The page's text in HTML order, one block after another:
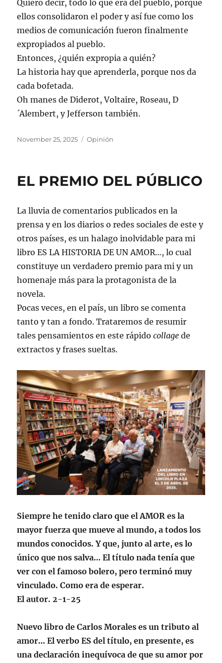
Quiero decir, todo lo que era del pueblo, porque
ellos consolidaron el poder y así fue como los
medios de comunicación fueron finalmente
expropiados al pueblo.
Entonces, ¿quién expropia a quién?
La historia hay que aprenderla, porque nos da
cada bofetada.
Oh manes de Diderot, Voltaire, Roseau, D
´Alembert, y Jefferson también.
Posted
November 25, 2025 Categories
Opinión
EL PREMIO DEL PÚBLICO
La lluvia de comentarios publicados en la
prensa y en los diarios o redes sociales de este y
otros países, es un halago inolvidable para mi
libro ES LA HISTORIA DE UN AMOR…, lo cual
constituye un verdadero premio para mi y un
homenaje más para la protagonista de la
novela.
Pocas veces, en el país, un libro se comenta
tanto y tan a fondo. Trataremos de resumir
tales pensamientos en este rápidocollage de
extractos y frases sueltas.
Siempre he tenido claro que el AMOR es la
mayor fuerza que mueve al mundo, a todos los
mundos conocidos. Y que, junto al arte, es lo
único que nos salva… El título nada tenía que
ver con el famoso bolero, pero terminó muy
vinculado. Como era de esperar.
El autor. 2-1-25
Nuevo libro de Carlos Morales es un tributo al
amor… El verbo ES del título, en presente, es
una declaración inequívoca de que su amor por